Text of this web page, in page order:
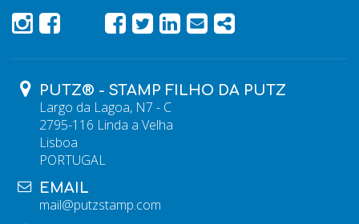
PÁGINA DO FACEBOOK
PÁGINA DO FACEBOOK
FACEBOOK
TWITTER
LINKEDIN
EMAIL
PUTZ® - STAMP FILHO DA PUTZ
Largo da Lagoa, N7 - C
2795-116 Linda a Velha
Lisboa
PORTUGAL
EMAIL
mail@putzstamp.com